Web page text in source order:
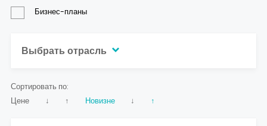
Сортировать по:
Цене
↓ ↑ Новизне ↓ ↑
Бизнес-планы
Выбрать отрасль